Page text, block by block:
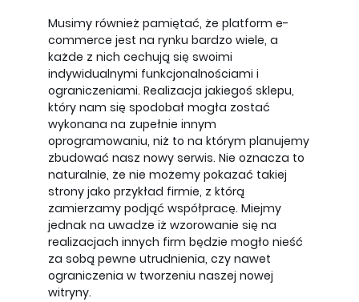
Musimy również pamiętać, że platform e-
commerce jest na rynku bardzo wiele, a
każde z nich cechują się swoimi
indywidualnymi funkcjonalnościami i
ograniczeniami. Realizacja jakiegoś sklepu,
który nam się spodobał mogła zostać
wykonana na zupełnie innym
oprogramowaniu, niż to na którym planujemy
zbudować nasz nowy serwis. Nie oznacza to
naturalnie, że nie możemy pokazać takiej
strony jako przykład firmie, z którą
zamierzamy podjąć współpracę. Miejmy
jednak na uwadze iż wzorowanie się na
realizacjach innych firm będzie mogło nieść
za sobą pewne utrudnienia, czy nawet
ograniczenia w tworzeniu naszej nowej
witryny.